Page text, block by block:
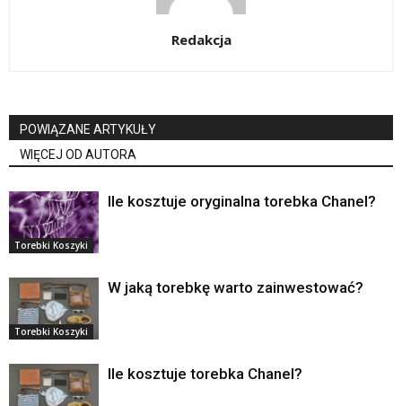
Redakcja
POWIĄZANE ARTYKUŁY
WIĘCEJ OD AUTORA
Torebki Koszyki
Ile kosztuje oryginalna torebka Chanel?
Torebki Koszyki
W jaką torebkę warto zainwestować?
Ile kosztuje torebka Chanel?